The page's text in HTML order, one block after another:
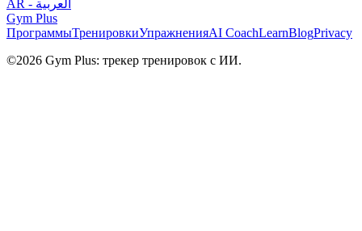
AR - العربية
Gym Plus
ПрограммыТренировкиУпражненияAI CoachLearnBlogPrivacy
©2026 Gym Plus: трекер тренировок с ИИ.